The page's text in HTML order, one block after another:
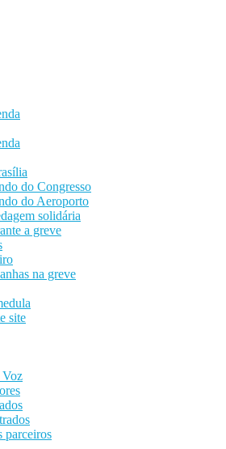
do Congresso
do Aeroporto
solidária
a greve
na greve
site
Voz
parceiros